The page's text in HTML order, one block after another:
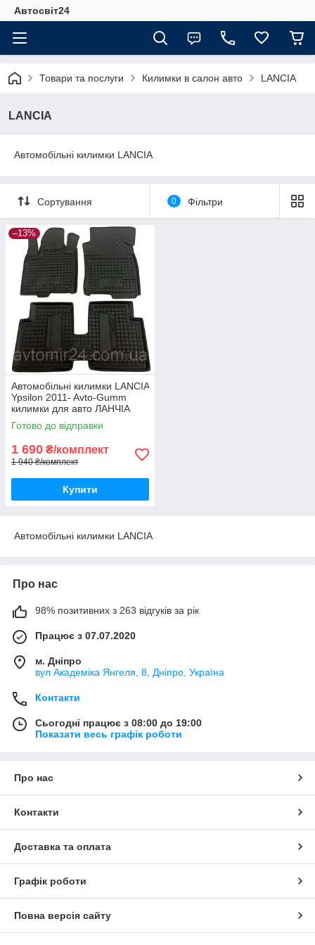
Автосвіт24
Товари та послуги Килимки в салон авто LANCIA
LANCIA
Автомобільні килимки LANCIA
Сортування 0 Фільтри
–13%
Автомобільні килимки LANCIA
Ypsilon 2011- Avto-Gumm
килимки для авто ЛАНЧІА
Епсілон 2011- Автогум
Готово до відправки
1 690 ₴/комплект
1 940 ₴/комплект
Купити
Автомобільні килимки LANCIA
Про нас
98% позитивних з 263 відгуків за рік
Працює з 07.07.2020
м. Дніпро
вул Академіка Янгеля, 8, Дніпро, Україна
Контакти
Сьогодні працює з 08:00 до 19:00
Показати весь графік роботи
Про нас
Контакти
Доставка та оплата
Графік роботи
Повна версія сайту